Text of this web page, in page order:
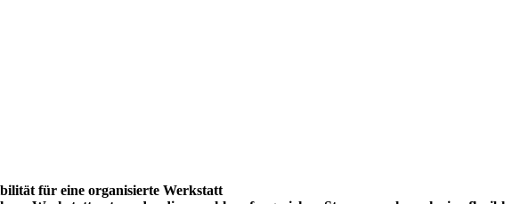
für eine organisierte Werkstatt